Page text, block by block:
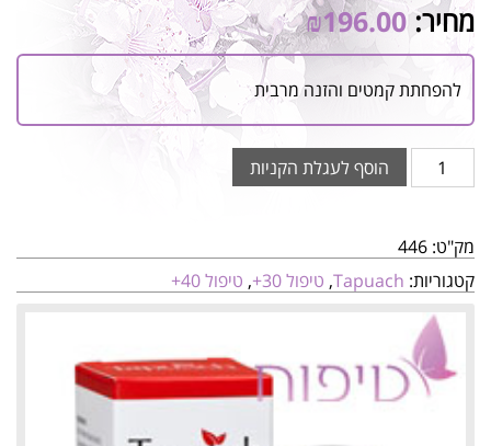
מחיר: ₪196.00
להפחתת קמטים והזנה מרבית
הוסף לעגלת הקניות
מק"ט: 446
קטגוריות: Tapuach
, טיפול 30+ , טיפול 40+